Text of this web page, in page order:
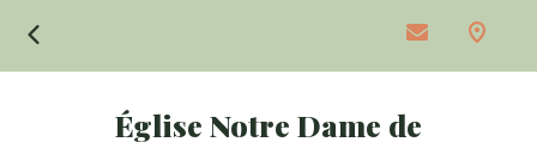
Église Notre Dame de